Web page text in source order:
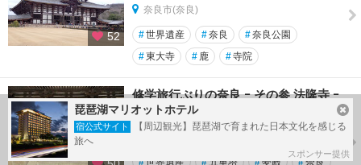
52
奈良市(奈良)
#世界遺産 #奈良 #奈良公園
#東大寺 # 鹿 #寺院
修学旅行ぶりの奈良 ｰ その参 法隆寺 ｰ
2026/03/15 - 2026/03/17
#世界遺産 #五重塔 #夢殿 #奈良
琵琶湖マリオットホテル
宿公式サイト
【周辺観光】琵琶湖で育まれた日本文化を感じる
旅へ
スポンサー提供